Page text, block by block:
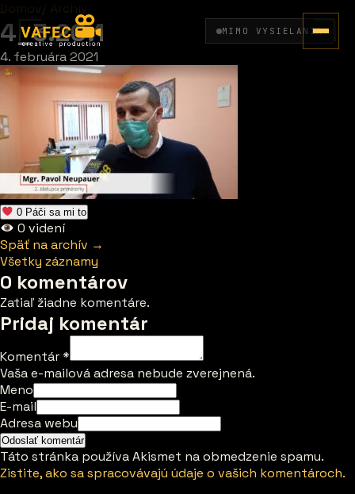
MIMO VYSIELANIA
Domov Archív
4_3.20.1
4. februára 2021
0 Páči sa mi to
0 videní
Späť na archív →
Všetky záznamy
0 komentárov
Zatiaľ žiadne komentáre.
Pridaj komentár
Komentár*
Vaša e-mailová adresa nebude zverejnená.
Meno
E-mail
Adresa webu
Táto stránka používa Akismet na obmedzenie spamu.
Zistite, ako sa spracovávajú údaje o vašich komentároch.